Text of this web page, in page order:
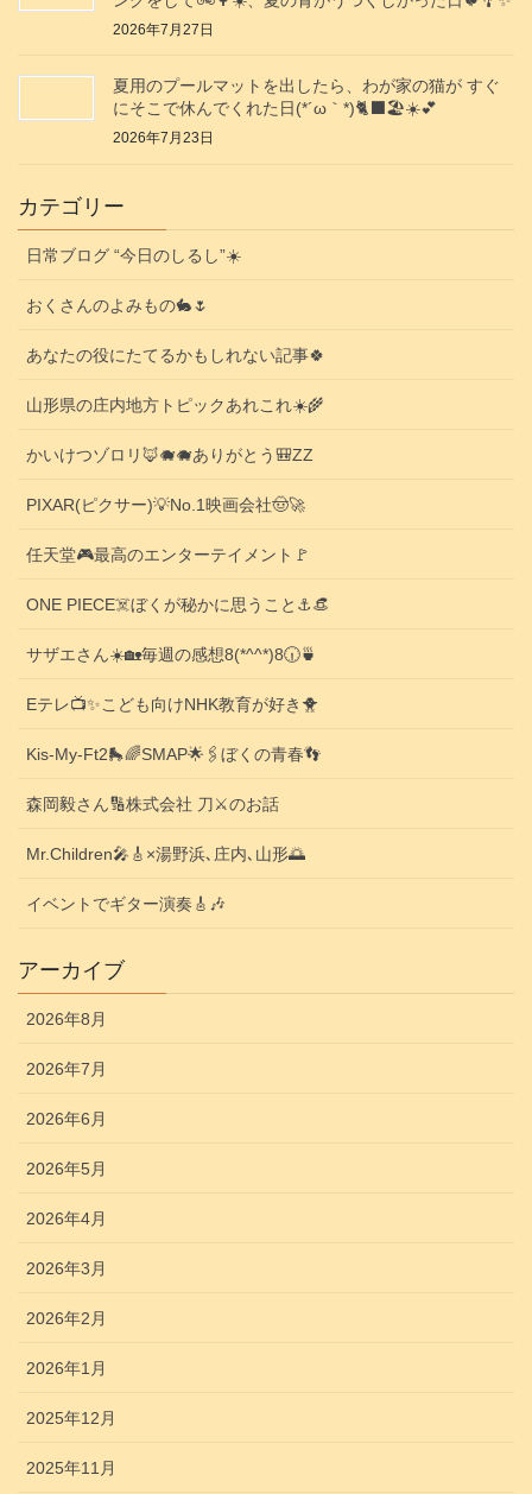
2026年7月27日
夏用のプールマットを出したら、わが家の猫が すぐ
にそこで休んでくれた日(⁠*⁠´⁠ω⁠｀⁠*⁠)🐈‍⬛🏖️☀️💕
2026年7月23日
カテゴリー
日常ブログ “今日のしるし”☀️
おくさんのよみもの🐇🌷
あなたの役にたてるかもしれない記事🍀
山形県の庄内地方トピックあれこれ☀️🌾
かいけつゾロリ🦊🐗🐗ありがとう🎒ZZ
PIXAR(ピクサー)💡No.1映画会社🤠🚀
任天堂🎮️最高のエンターテイメント🚩
ONE PIECE☠️ぼくが秘かに思うこと⚓️👒
サザエさん☀️🏡毎週の感想8(*^^*)8🕡️🍵
Eテレ📺️✨こども向けNHK教育が好き🐥
Kis-My-Ft2🛼🌈SMAP🌟🖇️ぼくの青春👣
森岡毅さん🔢株式会社 刀⚔️のお話
Mr.Children🎤🎸×湯野浜､庄内､山形🌅
イベントでギター演奏🎸🎶
アーカイブ
2026年8月
2026年7月
2026年6月
2026年5月
2026年4月
2026年3月
2026年2月
2026年1月
2025年12月
2025年11月